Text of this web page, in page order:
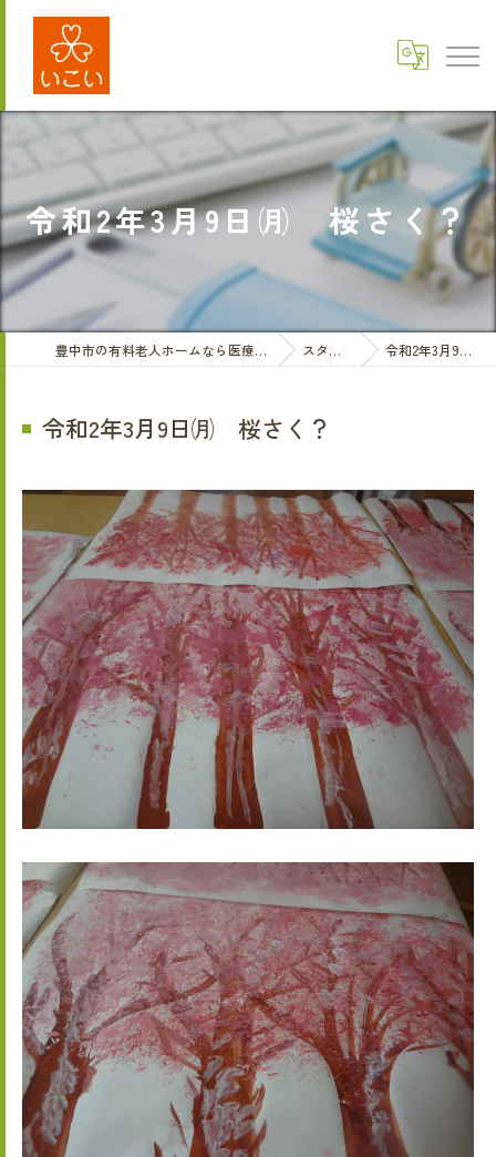
令和2年3月9日㈪ 桜さく？
豊中市の有料老人ホームなら医療法人三和会 有料老人ホームいこい スタッフブログ 令和2年3月9日㈪ 桜さく？
令和2年3月9日㈪ 桜さく？